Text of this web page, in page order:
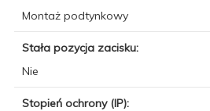
Montaż podtynkowy
Stała pozycja zacisku:
Nie
Stopień ochrony (IP):